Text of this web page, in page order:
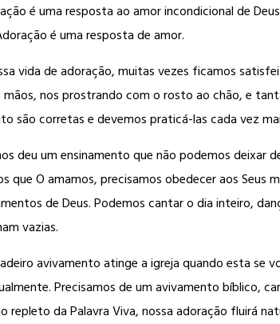
é uma resposta ao amor incondicional de
é uma resposta de amor.
vida de adoração, muitas vezes ficamos
mãos, nos prostrando com o rosto ao chão, e
são corretas e devemos praticá-las cada vez
deu um ensinamento que não podemos deixar
que O amamos, precisamos obedecer aos
de Deus. Podemos cantar o dia inteiro,
vazias.
avivamento atinge a igreja quando esta se
Precisamos de um avivamento bíblico,
repleto da Palavra Viva, nossa adoração fluirá